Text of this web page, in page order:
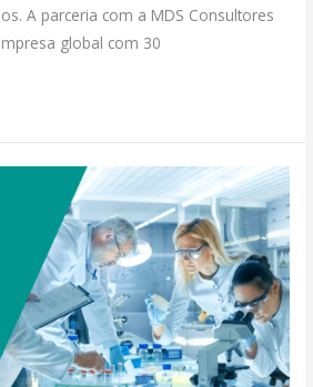
A parceria com a MDS Consultores
global com 30